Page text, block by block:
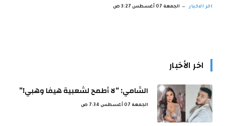
اخر الاخبار الجمعة 07 أغسطس 3:27 ص
اخر الأخبار
الشامي: “لا أطمح لشعبية هيفا وهبي!”
الجمعة 07 أغسطس 7:34 ص